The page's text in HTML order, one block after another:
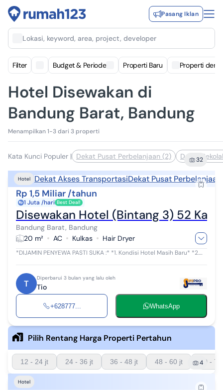
Pasang Iklan
Lokasi, keyword, area, project, developer
Filter Budget & Periode Properti Baru Properti
Hotel Disewakan di
Bandung Barat, Bandung
Menampilkan 1-3 dari 3 properti
Kata Kunci Populer | Dekat Pusat Perbelanjaan (2) Dekat32
Hotel Dekat Akses TransportasiDekat Pusat Perbelanjaan
Rp 1,5 Miliar /tahun
1 Juta /hari Best Deal!
Disewakan Hotel (Bintang 3) 52
Bandung Barat, Bandung
20 m²
AC Kulkas Hair Dryer
*DIJAMIN PENYEWA PASTI SUKA :* *1. Kondisi Hotel Masih Baru* *2.
T
Diperbarui 3 bulan yang lalu oleh
Tio
+628777... WhatsApp
Pilih Rentang Harga Properti Pertahun
12 - 24 jt 24 - 36 jt 36 - 48 jt 48 - 60 jt 60 -
4
Hotel